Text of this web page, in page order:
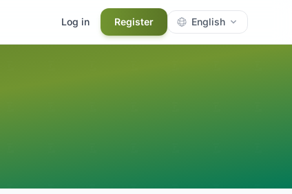
Log in Register English